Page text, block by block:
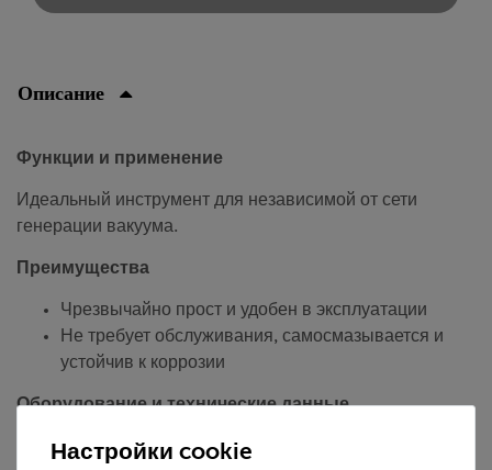
Описание
Функции и применение
Идеальный инструмент для независимой от сети
генерации вакуума.
Преимущества
Чрезвычайно прост и удобен в эксплуатации
Не требует обслуживания, самосмазывается и
устойчив к коррозии
Оборудование и технические данные
из пластика
Настройки cookie